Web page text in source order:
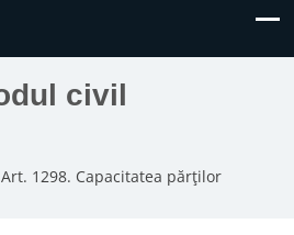
civil
Art. 1298. Capacitatea părţilor